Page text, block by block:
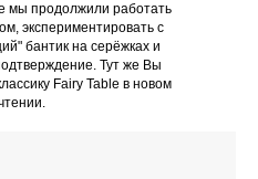
мы продолжили работать
экспериментировать с
бантик на серёжках и
Тут же Вы
Fairy Table в новом